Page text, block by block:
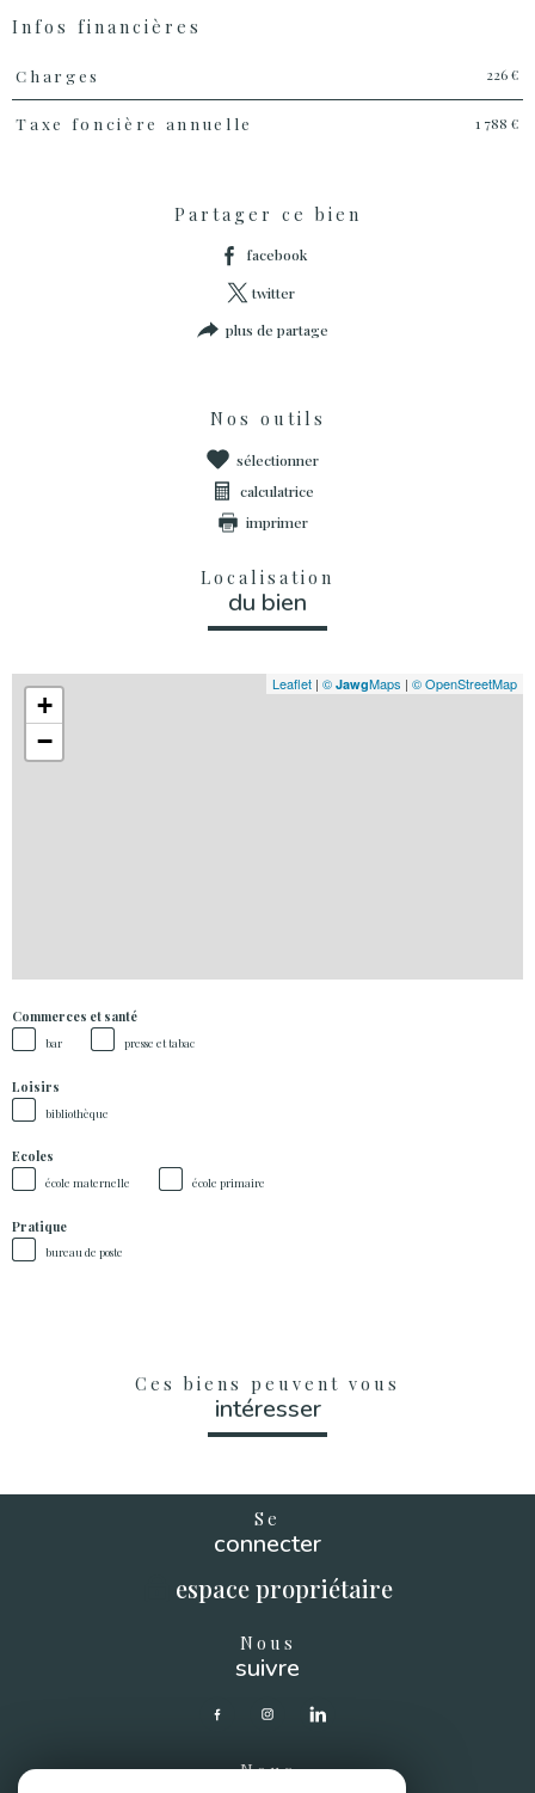
Infos financières
Caractéristiques
Charges 226 €
Taxe foncière annuelle 1 788 €
Partager ce bien
facebook
twitter
plus de partage
Nos outils
sélectionner
calculatrice
imprimer
Localisation
du bien
+
−
Leaflet | © JawgMaps | © OpenStreetMap
Commerces et santé
bar presse et tabac
Loisirs
bibliothèque
Ecoles
école maternelle école primaire
Pratique
bureau de poste
Ces biens peuvent vous
intéresser
Se
connecter
espace propriétaire
Nous
suivre
Nous